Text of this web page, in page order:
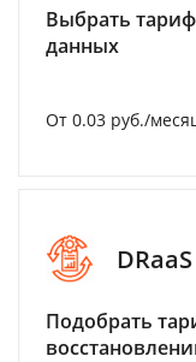
Выбрать
данных
От 0.03 руб./
DRaaS
Подобрать